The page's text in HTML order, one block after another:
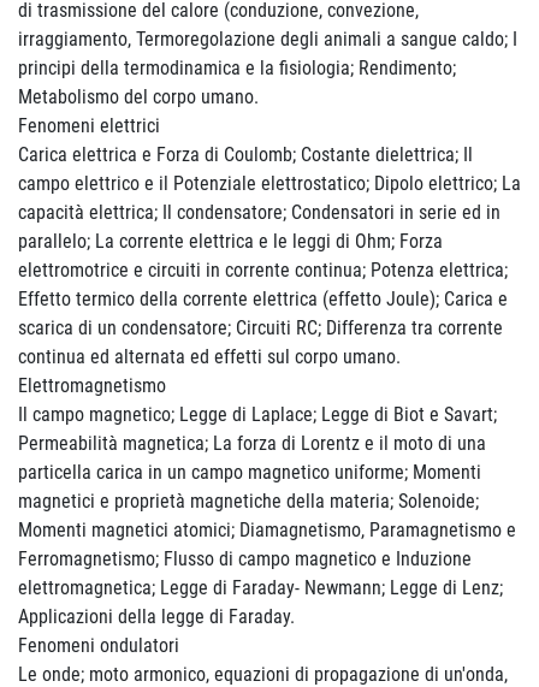
di trasmissione del calore (conduzione, convezione,
irraggiamento, Termoregolazione degli animali a sangue caldo; I
principi della termodinamica e la fisiologia; Rendimento;
Metabolismo del corpo umano.
Fenomeni elettrici
Carica elettrica e Forza di Coulomb; Costante dielettrica; Il
campo elettrico e il Potenziale elettrostatico; Dipolo elettrico; La
capacità elettrica; Il condensatore; Condensatori in serie ed in
parallelo; La corrente elettrica e le leggi di Ohm; Forza
elettromotrice e circuiti in corrente continua; Potenza elettrica;
Effetto termico della corrente elettrica (effetto Joule); Carica e
scarica di un condensatore; Circuiti RC; Differenza tra corrente
continua ed alternata ed effetti sul corpo umano.
Elettromagnetismo
Il campo magnetico; Legge di Laplace; Legge di Biot e Savart;
Permeabilità magnetica; La forza di Lorentz e il moto di una
particella carica in un campo magnetico uniforme; Momenti
magnetici e proprietà magnetiche della materia; Solenoide;
Momenti magnetici atomici; Diamagnetismo, Paramagnetismo e
Ferromagnetismo; Flusso di campo magnetico e Induzione
elettromagnetica; Legge di Faraday- Newmann; Legge di Lenz;
Applicazioni della legge di Faraday.
Fenomeni ondulatori
Le onde; moto armonico, equazioni di propagazione di un'onda,